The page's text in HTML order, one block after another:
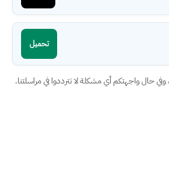
تحميل
حال واجهتكم أي مشكلة لا تترددوا في مراسلتنا.